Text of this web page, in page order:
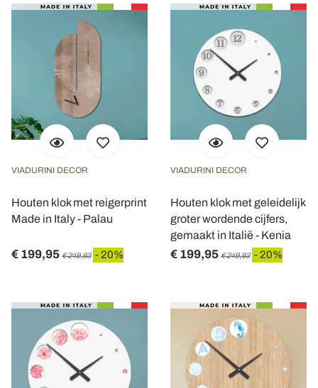
VIADURINI DECOR
Houten klok met reigerprint
Made in Italy - Palau
€ 199,95 € 249,93 - 20%
VIADURINI DECOR
Houten klok met geleidelijk
groter wordende cijfers,
gemaakt in Italië - Kenia
€ 199,95 € 249,93 - 20%